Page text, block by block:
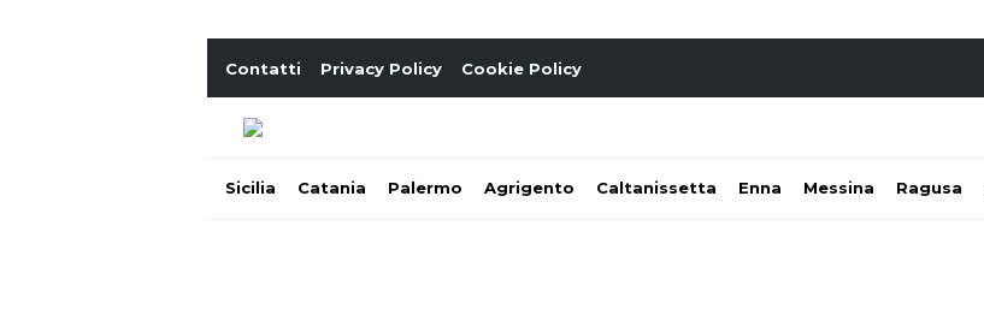
Contatti Privacy Policy Cookie Policy
Sicilia Catania Palermo Agrigento Caltanissetta Enna Messina Ragusa